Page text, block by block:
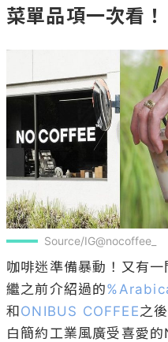
菜單品項一次看！
Source/IG@nocoffee_
咖啡迷準備暴動！又有一
繼之前介紹過的
和ONIBUS COFFEE之
白簡約工業風廣受喜愛